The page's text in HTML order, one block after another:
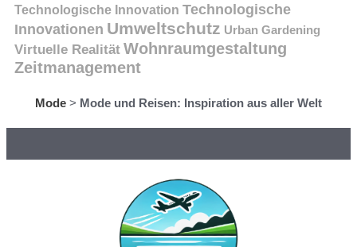
Technologische Innovation Technologische
Innovationen Umweltschutz Urban Gardening
Virtuelle Realität Wohnraumgestaltung
Zeitmanagement
Mode > Mode und Reisen: Inspiration aus aller Welt